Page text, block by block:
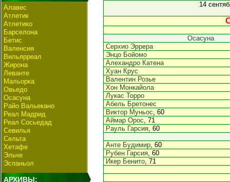
Алавес
Атлетик
Атлетико
Барселона
Бетис
Валенсия
Вильярреал
Жирона
Леванте
Мальорка
Овьедо
Осасуна
Райо Вальекано
Реал Мадрид
Реал Сосьедад
Севилья
Сельта
Хетафе
Эльче
Эспаньол
АРХИВЫ:
14
Осасуна
Серхио Эррера
Энцо Бойомо
Алехандро Катена
Хуан Крус
Валентин Розье
Хон Монкайола
Лукас Торро
Абель Бретонес
Виктор Муньос, 60
Аймар Орос, 71
Рауль Гарсия, 60
Анте Будимир, 60
Рубен Гарсия, 60
Икер Бенито, 71